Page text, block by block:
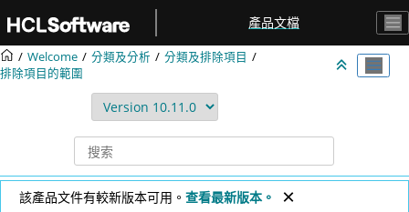
產品文檔
Welcome 分類及分析
分類及排除項目
排除項目的範圍
該產品文件有較新版本可用。 查看最新版本。